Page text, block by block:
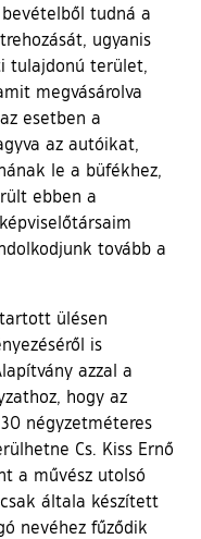
tudná a
ugyanis
tulajdonú terület,
megvásárolva
esetben a
az autóikat,
le a büfékhez,
ebben a
tovább a
ülésen
is
azzal a
hogy az
négyzetméteres
Cs. Kiss Ernő
a művész utolsó
általa készített
nevéhez fűződik